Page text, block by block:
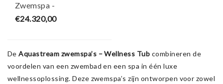
Zwemspa -
5000×2300×1500 mm -
€24.320,00
DeAquastream zwemspa’s – Wellness Tub combineren de
voordelen van een zwembad en een spa in één luxe
wellnessoplossing. Deze zwemspa’s zijn ontworpen voor zowel